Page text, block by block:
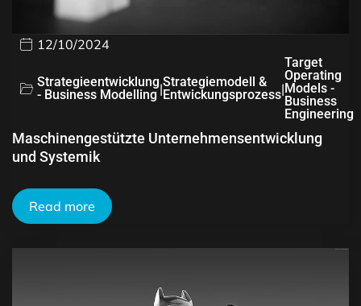
12/10/2024
Strategieentwicklung
- Business Modelling |Strategiemodell &
Entwickungsprozess|
Target
Operating
Models -
Business
Engineering
Maschinengestützte Unternehmensentwicklung
und Systemik
Read more